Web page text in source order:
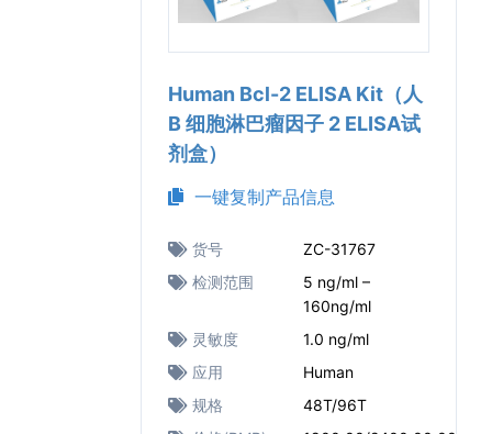
Human Bcl-2 ELISA Kit（人
B 细胞淋巴瘤因子 2 ELISA试
剂盒）
一键复制产品信息
货号
ZC-31767
检测范围
5 ng/ml –
160ng/ml
灵敏度
1.0 ng/ml
应用
Human
规格
48T/96T